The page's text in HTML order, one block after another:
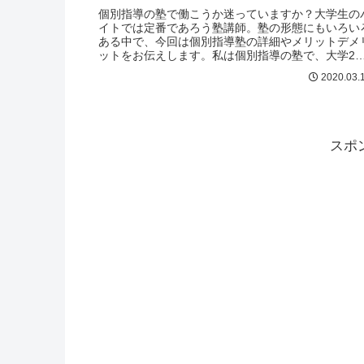
個別指導の塾で働こうか迷っていますか？大学生の
イトでは定番であろう塾講師。塾の形態にもいろい
ある中で、今回は個別指導塾の詳細やメリットデメ
ットをお伝えします。私は個別指導の塾で、大学2年
スポ